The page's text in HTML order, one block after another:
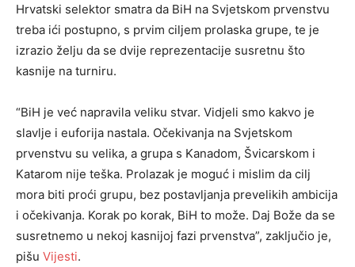
Hrvatski selektor smatra da BiH na Svjetskom prvenstvu
treba ići postupno, s prvim ciljem prolaska grupe, te je
izrazio želju da se dvije reprezentacije susretnu što
kasnije na turniru.
“BiH je već napravila veliku stvar. Vidjeli smo kakvo je
slavlje i euforija nastala. Očekivanja na Svjetskom
prvenstvu su velika, a grupa s Kanadom, Švicarskom i
Katarom nije teška. Prolazak je moguć i mislim da cilj
mora biti proći grupu, bez postavljanja prevelikih ambicija
i očekivanja. Korak po korak, BiH to može. Daj Bože da se
susretnemo u nekoj kasnijoj fazi prvenstva”, zaključio je,
pišu Vijesti.